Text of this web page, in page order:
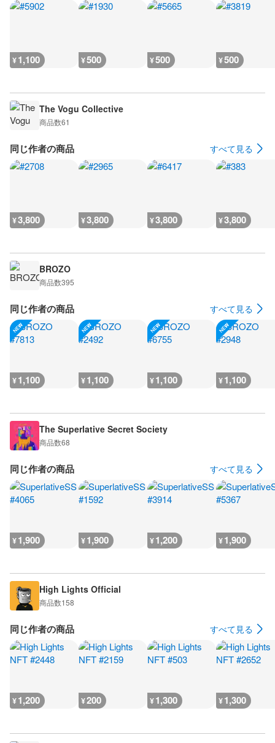
¥1,100 ¥500 ¥500 ¥500
The Vogu Collective
商品数61
同じ作者の商品 すべて見る
¥3,800 ¥3,800 ¥3,800 ¥3,800
BROZO
商品数395
同じ作者の商品 すべて見る
¥1,100 ¥1,100 ¥1,100 ¥1,100
The Superlative Secret Society
商品数68
同じ作者の商品 すべて見る
¥1,900 ¥1,900 ¥1,200 ¥1,900
High Lights Official
商品数158
同じ作者の商品 すべて見る
¥1,200 ¥200 ¥1,300 ¥1,300